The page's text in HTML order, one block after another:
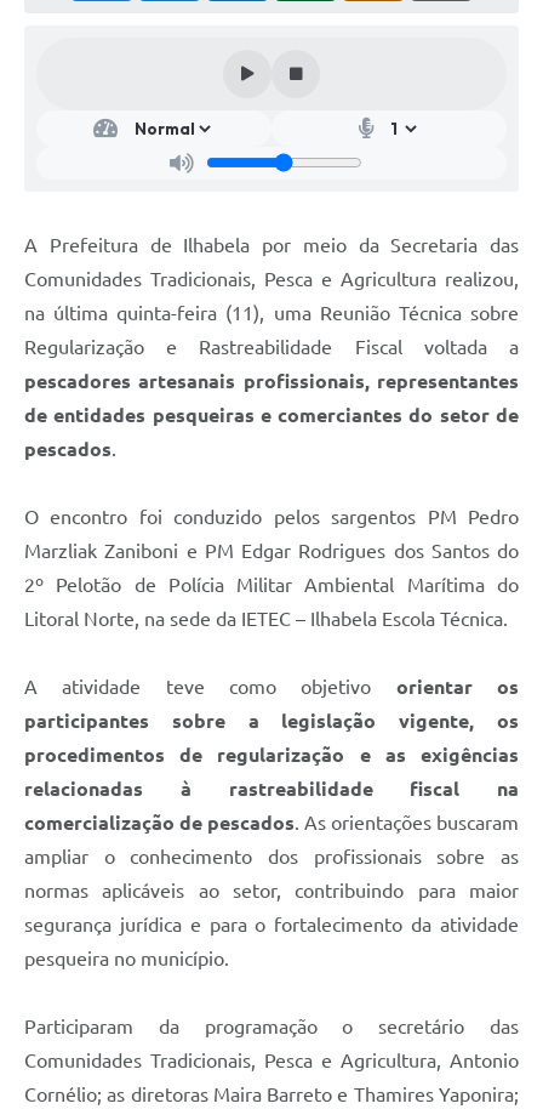
A Prefeitura de Ilhabela por meio da Secretaria das
Comunidades Tradicionais, Pesca e Agricultura realizou,
na última quinta-feira (11), uma Reunião Técnica sobre
Regularização e Rastreabilidade Fiscal voltada a
pescadores artesanais profissionais, representantes
de entidades pesqueiras e comerciantes do setor de
pescados.
O encontro foi conduzido pelos sargentos PM Pedro
Marzliak Zaniboni e PM Edgar Rodrigues dos Santos do
2º Pelotão de Polícia Militar Ambiental Marítima do
Litoral Norte, na sede da IETEC – Ilhabela Escola Técnica.
A atividade teve como objetivo orientar os
participantes sobre a legislação vigente, os
procedimentos de regularização e as exigências
relacionadas à rastreabilidade fiscal na
comercialização de pescados. As orientações buscaram
ampliar o conhecimento dos profissionais sobre as
normas aplicáveis ao setor, contribuindo para maior
segurança jurídica e para o fortalecimento da atividade
pesqueira no município.
Participaram da programação o secretário das
Comunidades Tradicionais, Pesca e Agricultura, Antonio
Cornélio; as diretoras Maira Barreto e Thamires Yaponira;